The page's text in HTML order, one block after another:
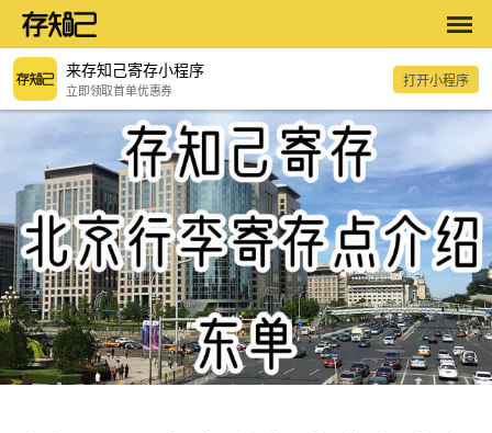
来存知己寄存小程序
立即领取首单优惠券
打开小程序